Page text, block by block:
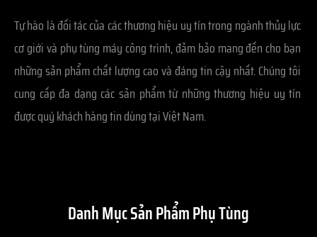
Tự hào là đối tác của các thương hiệu uy tín trong ngành thủy lực
cơ giới và phụ tùng máy công trình, đảm bảo mang đến cho bạn
những sản phẩm chất lượng cao và đáng tin cậy nhất. Chúng tôi
cung cấp đa dạng các sản phẩm từ những thương hiệu uy tín
được quý khách hàng tin dùng tại Việt Nam.
Danh Mục Sản Phẩm Phụ Tùng